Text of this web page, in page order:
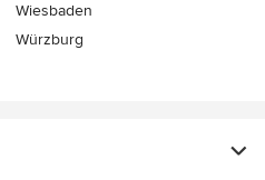
Wiesbaden
Würzburg